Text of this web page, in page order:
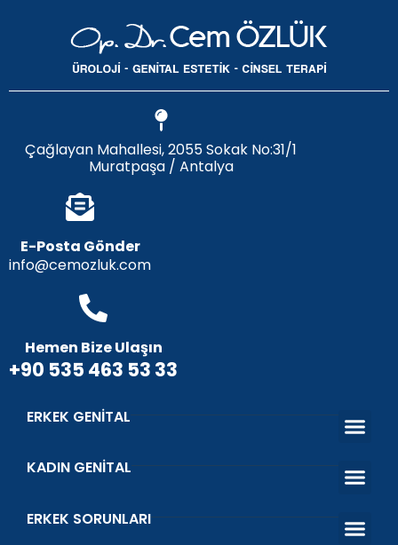
Çağlayan Mahallesi, 2055 Sokak No:31/1
Muratpaşa / Antalya
E-Posta Gönder
info@cemozluk.com
Hemen Bize Ulaşın
+90 535 463 53 33
ERKEK GENITAL
KADIN GENITAL
ERKEK SORUNLARI